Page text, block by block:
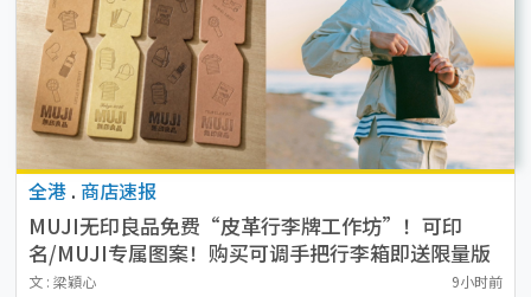
全港 . 商店速报
MUJI无印良品免费“皮革行李牌工作坊”！可印
名/MUJI专属图案！购买可调手把行李箱即送限量版
贴纸
文 : 梁穎心 9小时前